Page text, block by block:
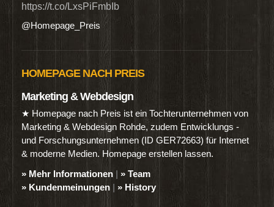
https://t.co/LxsPiFmbIb
@Homepage_Preis
HOMEPAGE NACH PREIS
Marketing & Webdesign
★ Homepage nach Preis ist ein Tochterunternehmen von
Marketing & Webdesign Rohde, zudem Entwicklungs -
und Forschungsunternehmen (ID GER72663) für Internet
& moderne Medien. Homepage erstellen lassen.
» Mehr Informationen | » Team
» Kundenmeinungen | » History